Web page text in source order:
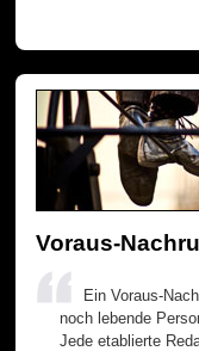
Voraus-
Ein Voraus-
noch lebende
Jede etablierte